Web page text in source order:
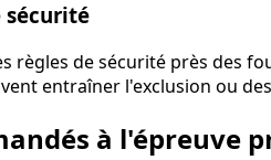
sécurité
règles de sécurité près des
entraîner l'exclusion ou
à l'épreuve